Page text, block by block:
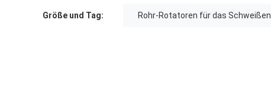
Größe und Tag: Rohr-Rotatoren für das Schweißen